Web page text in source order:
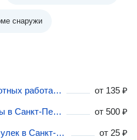
снаружи
Герметизация швов при высотных работах в Санкт-Петербурге от 135 ₽
Высотные монтажные работы в Санкт-Петербурге от 500 ₽
Очистка крыш от снега и сосулек в Санкт-Петербурге от 25 ₽